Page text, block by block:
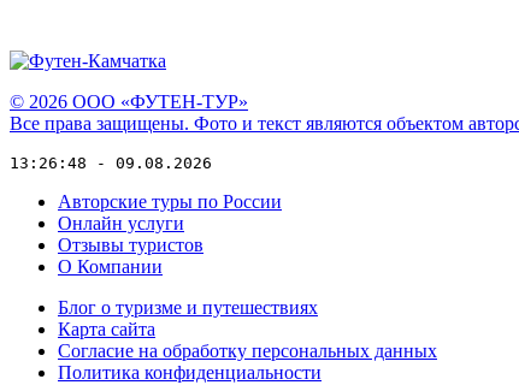
© 2026 ООО «ФУТЕН-ТУР»
Все права защищены. Фото и текст являются объектом
13:26:48 - 09.08.2026
Авторские туры по России
Онлайн услуги
Отзывы туристов
О Компании
Блог о туризме и путешествиях
Карта сайта
Согласие на обработку персональных данных
Политика конфиденциальности